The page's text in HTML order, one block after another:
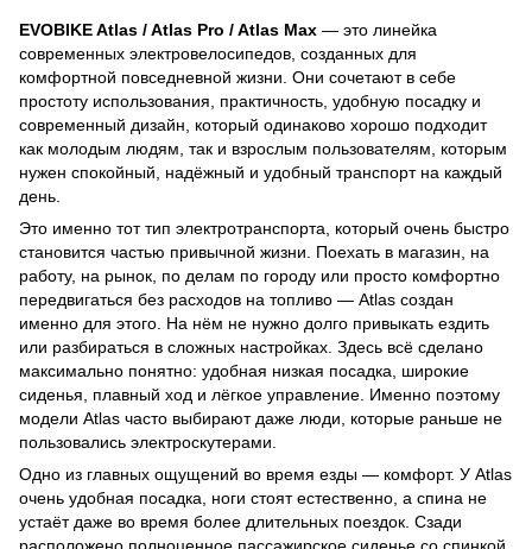
EVOBIKE Atlas / Atlas Pro / Atlas Max — это линейка
современных электровелосипедов, созданных для
комфортной повседневной жизни. Они сочетают в себе
простоту использования, практичность, удобную посадку и
современный дизайн, который одинаково хорошо подходит
как молодым людям, так и взрослым пользователям, которым
нужен спокойный, надёжный и удобный транспорт на каждый
день.
Это именно тот тип электротранспорта, который очень быстро
становится частью привычной жизни. Поехать в магазин, на
работу, на рынок, по делам по городу или просто комфортно
передвигаться без расходов на топливо — Atlas создан
именно для этого. На нём не нужно долго привыкать ездить
или разбираться в сложных настройках. Здесь всё сделано
максимально понятно: удобная низкая посадка, широкие
сиденья, плавный ход и лёгкое управление. Именно поэтому
модели Atlas часто выбирают даже люди, которые раньше не
пользовались электроскутерами.
Одно из главных ощущений во время езды — комфорт. У Atlas
очень удобная посадка, ноги стоят естественно, а спина не
устаёт даже во время более длительных поездок. Сзади